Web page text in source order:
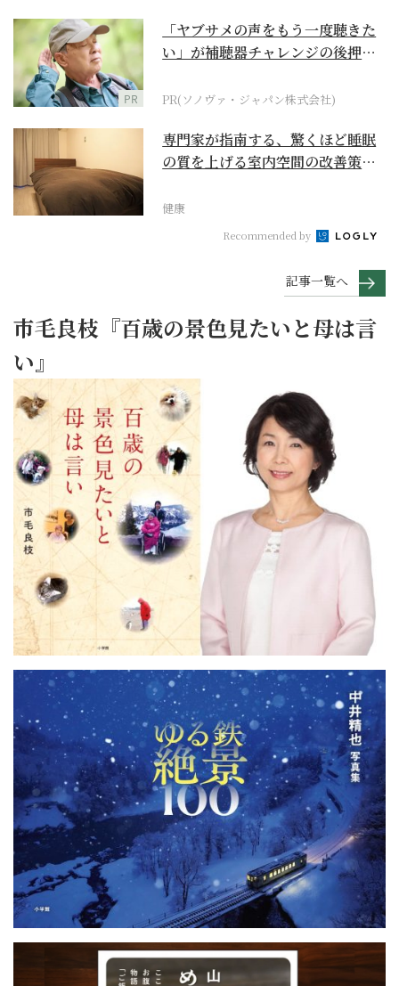
PR
「ヤブサメの声をもう一度聴きた
い」が補聴器チャレンジの後押し
PR(ソノヴァ・ジャパン株式会社)
専門家が指南する、驚くほど睡眠
の質を上げる室内空間の改善策と
健康
Recommended by
記事一覧へ
市毛良枝『百歳の景色見たいと母は言
い』